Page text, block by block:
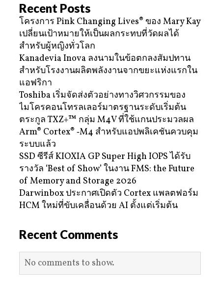
Recent Posts
โครงการ Pink Changing Lives® ของ Mary Kay
เปลี่ยนเป้าหมายให้เป็นผลกระทบที่วัดผลได้
สำหรับผู้หญิงทั่วโลก
Kanadevia Inova ลงนามในข้อตกลงสัมปทาน
สำหรับโรงงานผลิตพลังงานจากขยะแห่งแรกใน
แอฟริกา
Toshiba เริ่มจัดส่งตัวอย่างทางวิศวกรรมของ
ไมโครคอนโทรลเลอร์มาตรฐานระดับเริ่มต้น
ตระกูล TXZ+™ กลุ่ม M4V ที่ใช้แกนประมวลผล
Arm® Cortex® ‑M4 สำหรับแอปพลิเคชันควบคุม
ระบบแล้ว
SSD ซีรีส์ KIOXIA GP Super High IOPS ได้รับ
รางวัล ‘Best of Show’ ในงาน FMS: the Future
of Memory and Storage 2026
Darwinbox ประกาศเปิดตัว Cortex แพลตฟอร์ม
HCM ใหม่ที่ขับเคลื่อนด้วย AI ตั้งแต่เริ่มต้น
Recent Comments
No comments to show.